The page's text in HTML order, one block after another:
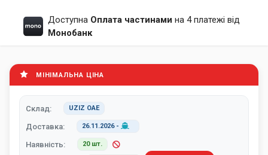
Доступна Оплата частинами на 4 платежі від
Монобанк
МІНІМАЛЬНА ЦІНА
Склад: UZIZ ОАЕ
Доставка: 26.11.2026-
Наявність: 20 шт.